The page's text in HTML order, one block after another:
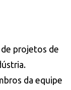
projetos de
da equipe